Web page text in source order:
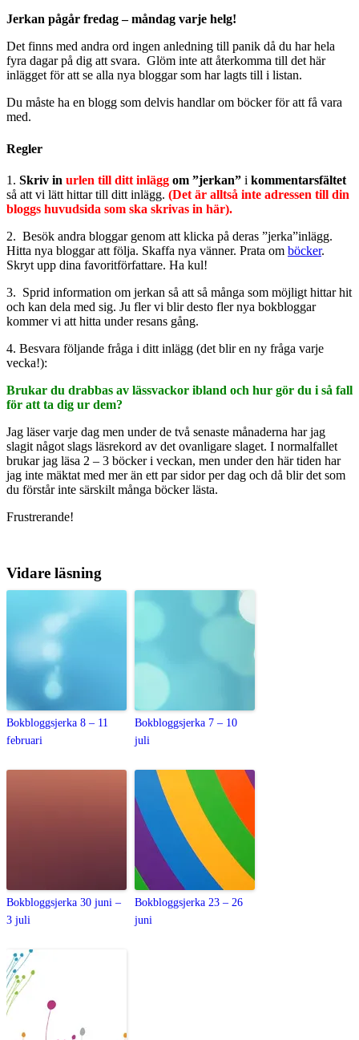
Jerkan pågår fredag – måndag varje helg!
Det finns med andra ord ingen anledning till panik då du har hela
fyra dagar på dig att svara. Glöm inte att återkomma till det här
inlägget för att se alla nya bloggar som har lagts till i listan.
Du måste ha en blogg som delvis handlar om böcker för att få vara
med.
Regler
1. Skriv in urlen till ditt inlägg om ”jerkan” i kommentarsfältet
så att vi lätt hittar till ditt inlägg. (Det är alltså inte adressen till din
bloggs huvudsida som ska skrivas in här).
2. Besök andra bloggar genom att klicka på deras ”jerka”inlägg.
Hitta nya bloggar att följa. Skaffa nya vänner. Prata om böcker.
Skryt upp dina favoritförfattare. Ha kul!
3. Sprid information om jerkan så att så många som möjligt hittar hit
och kan dela med sig. Ju fler vi blir desto fler nya bokbloggar
kommer vi att hitta under resans gång.
4. Besvara följande fråga i ditt inlägg (det blir en ny fråga varje
vecka!):
Brukar du drabbas av lässvackor ibland och hur gör du i så fall
för att ta dig ur dem?
Jag läser varje dag men under de två senaste månaderna har jag
slagit något slags läsrekord av det ovanligare slaget. I normalfallet
brukar jag läsa 2 – 3 böcker i veckan, men under den här tiden har
jag inte mäktat med mer än ett par sidor per dag och då blir det som
du förstår inte särskilt många böcker lästa.
Frustrerande!
Vidare läsning
Bokbloggsjerka 8 – 11
februari
Bokbloggsjerka 7 – 10
juli
Bokbloggsjerka 30 juni –
3 juli
Bokbloggsjerka 23 – 26
juni